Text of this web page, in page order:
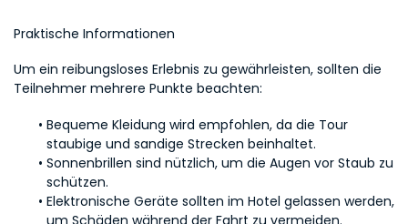
Praktische Informationen
Um ein reibungsloses Erlebnis zu gewährleisten, sollten die
Teilnehmer mehrere Punkte beachten:
Bequeme Kleidung wird empfohlen, da die Tour
staubige und sandige Strecken beinhaltet.
Sonnenbrillen sind nützlich, um die Augen vor Staub zu
schützen.
Elektronische Geräte sollten im Hotel gelassen werden,
um Schäden während der Fahrt zu vermeiden.